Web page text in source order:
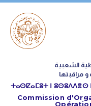
الشعبية
مراقبتها
ⵜⴰⵙⵇⴰⵎⵓⵜ ⵏ ⵓⵙⵓⴷⴷⴻⵙ
Commission